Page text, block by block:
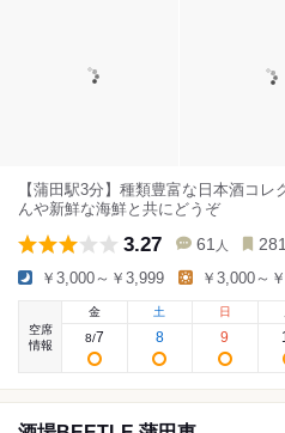
【蒲田駅3分】種類豊富な日本酒コ
んや新鮮な海鮮と共にどうぞ
3.27 61 人
￥3,000～￥3,999 ￥3,000～
空席
情報
金
8/7
土
8
日
9